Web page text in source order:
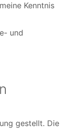
Kenntnis
und
gestellt. Die